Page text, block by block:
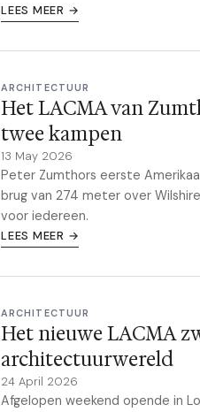
LEES MEER →
ARCHITECTUUR
Het LACMA van
twee kampen
13 May 2026
Peter Zumthors eerste
brug van 274 meter over
voor iedereen.
LEES MEER →
ARCHITECTUUR
Het nieuwe LACMA
architectuurwereld
24 April 2026
Afgelopen weekend opende in